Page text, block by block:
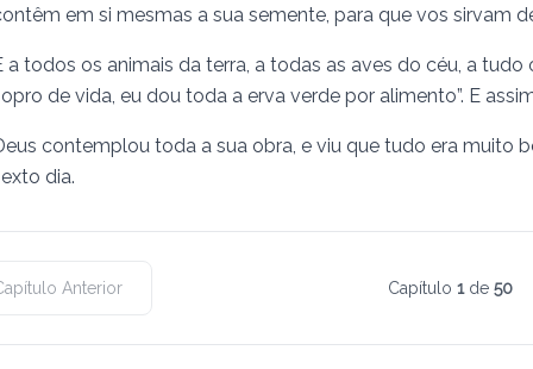
em si mesmas a sua semente, para que vos sirvam
a todos os animais da terra, a todas as aves do céu, a tudo
de vida, eu dou toda a erva verde por alimento”. E
contemplou toda a sua obra, e viu que tudo era muito
dia.
Anterior Capítulo 1de 50